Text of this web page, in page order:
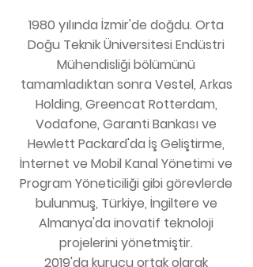
1980 yılında İzmir'de doğdu. Orta
Doğu Teknik Üniversitesi Endüstri
Mühendisliği bölümünü
tamamladıktan sonra Vestel, Arkas
Holding, Greencat Rotterdam,
Vodafone, Garanti Bankası ve
Hewlett Packard'da İş Geliştirme,
İnternet ve Mobil Kanal Yönetimi ve
Program Yöneticiliği gibi görevlerde
bulunmuş, Türkiye, İngiltere ve
Almanya'da inovatif teknoloji
projelerini yönetmiştir.
2019'da kurucu ortak olarak